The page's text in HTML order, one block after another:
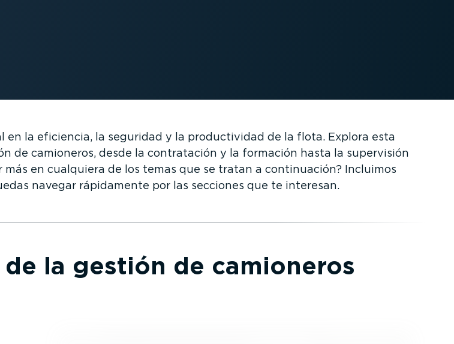
la eficiencia, la seguridad y la produc­ti­vidad de la flota. Explora esta
de camioneros, desde la contra­tación y la formación hasta la supervisión
en cualquiera de los temas que se tratan a conti­nuación? Incluimos
navegar rápidamente por las secciones que te interesan.
la gestión de camioneros